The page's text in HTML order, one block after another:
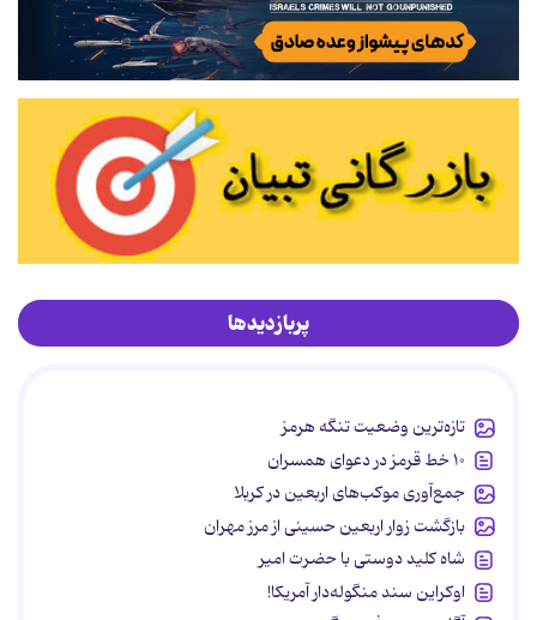
پربازدیدها
تازه‌ترین وضعیت تنگه هرمز
۱۰ خط قرمز در دعوای همسران
جمع‌آوری موکب‌های اربعین در کربلا
بازگشت زوار اربعین حسینی از مرز مهران
شاه کلید دوستی با حضرت امیر
اوکراین سند منگوله‌دار آمریکا!